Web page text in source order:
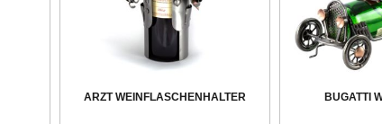
ARZT WEINFLASCHENHALTER BUGATTI